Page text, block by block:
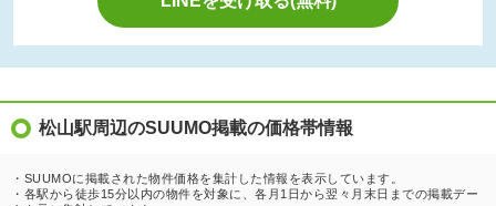
松山駅周辺のSUUMO掲載の価格帯情報
・SUUMOに掲載された物件価格を集計した情報を表示しています。
・各駅から徒歩15分以内の物件を対象に、各月1日から翌々月末日までの掲載デー